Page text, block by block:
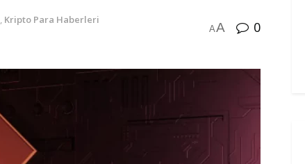
, Kripto Para Haberleri
AA 0